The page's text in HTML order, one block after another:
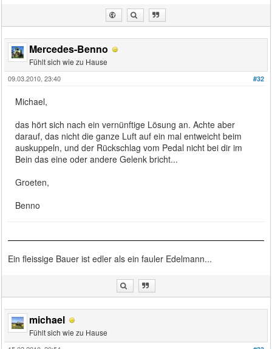
Mercedes-Benno
Fühlt sich wie zu Hause
#32
09.03.2010, 23:40
Michael,
das hört sich nach ein vernünftige Lösung an. Achte aber
darauf, das nicht die ganze Luft auf ein mal entweicht beim
auskuppeln, und der Rückschlag vom Pedal nicht bei dir im
Bein das eine oder andere Gelenk bricht...
Groeten,
Benno
Ein fleissige Bauer ist edler als ein fauler Edelmann...
michael
Fühlt sich wie zu Hause